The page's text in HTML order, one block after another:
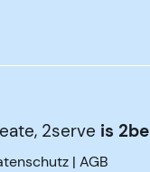
2serve is 2be
| AGB